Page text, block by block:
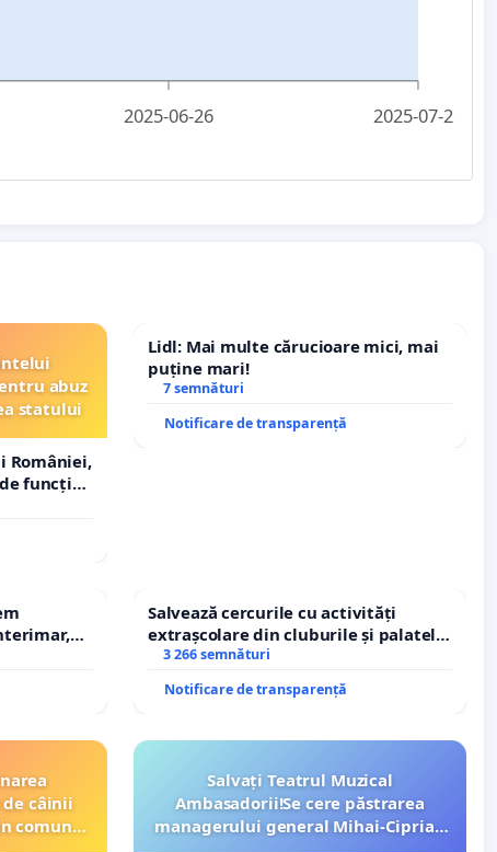
2025-06-26 2025-07-26
abuz
statului
României,
funcție
Lidl: Mai multe cărucioare mici, mai
puține mari!
7 semnături
Notificare de transparență
Salvează cercurile cu activități
extrașcolare din cluburile și palatele
copiilor
3 266 semnături
Notificare de transparență
câinii
comuna
Salvați Teatrul Muzical
Ambasadorii!Se cere păstrarea
managerului general Mihai-Ciprian